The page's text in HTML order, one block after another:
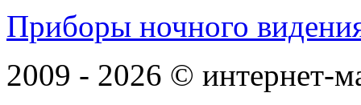
Приборы ночного
2009 - 2026 © интернет-